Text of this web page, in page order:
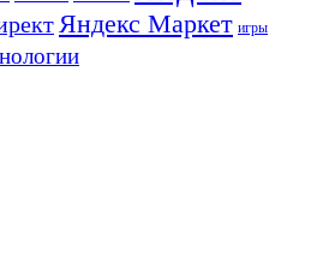
Яндекс Маркет игры